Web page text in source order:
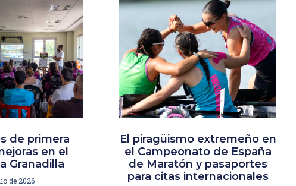
de primera
en el
Granadilla
de 2026
El piragüismo extremeño en
el Campeonato de España
de Maratón y pasaportes
para citas internacionales